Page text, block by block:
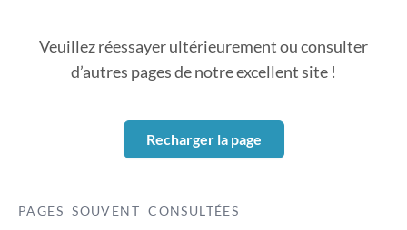
Veuillez réessayer ultérieurement ou consulter
d’autres pages de notre excellent site !
Recharger la page
PAGES SOUVENT CONSULTÉES